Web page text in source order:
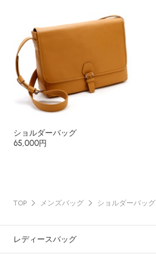
ショルダーバッグ
65,000円
TOP メンズバッグ ショルダーバッグ
レディースバッグ